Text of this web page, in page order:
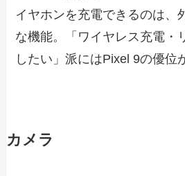
イヤホンを充電できるのは、
な機能。「ワイヤレス充電・
したい」派にはPixel 9の優位
カメラ